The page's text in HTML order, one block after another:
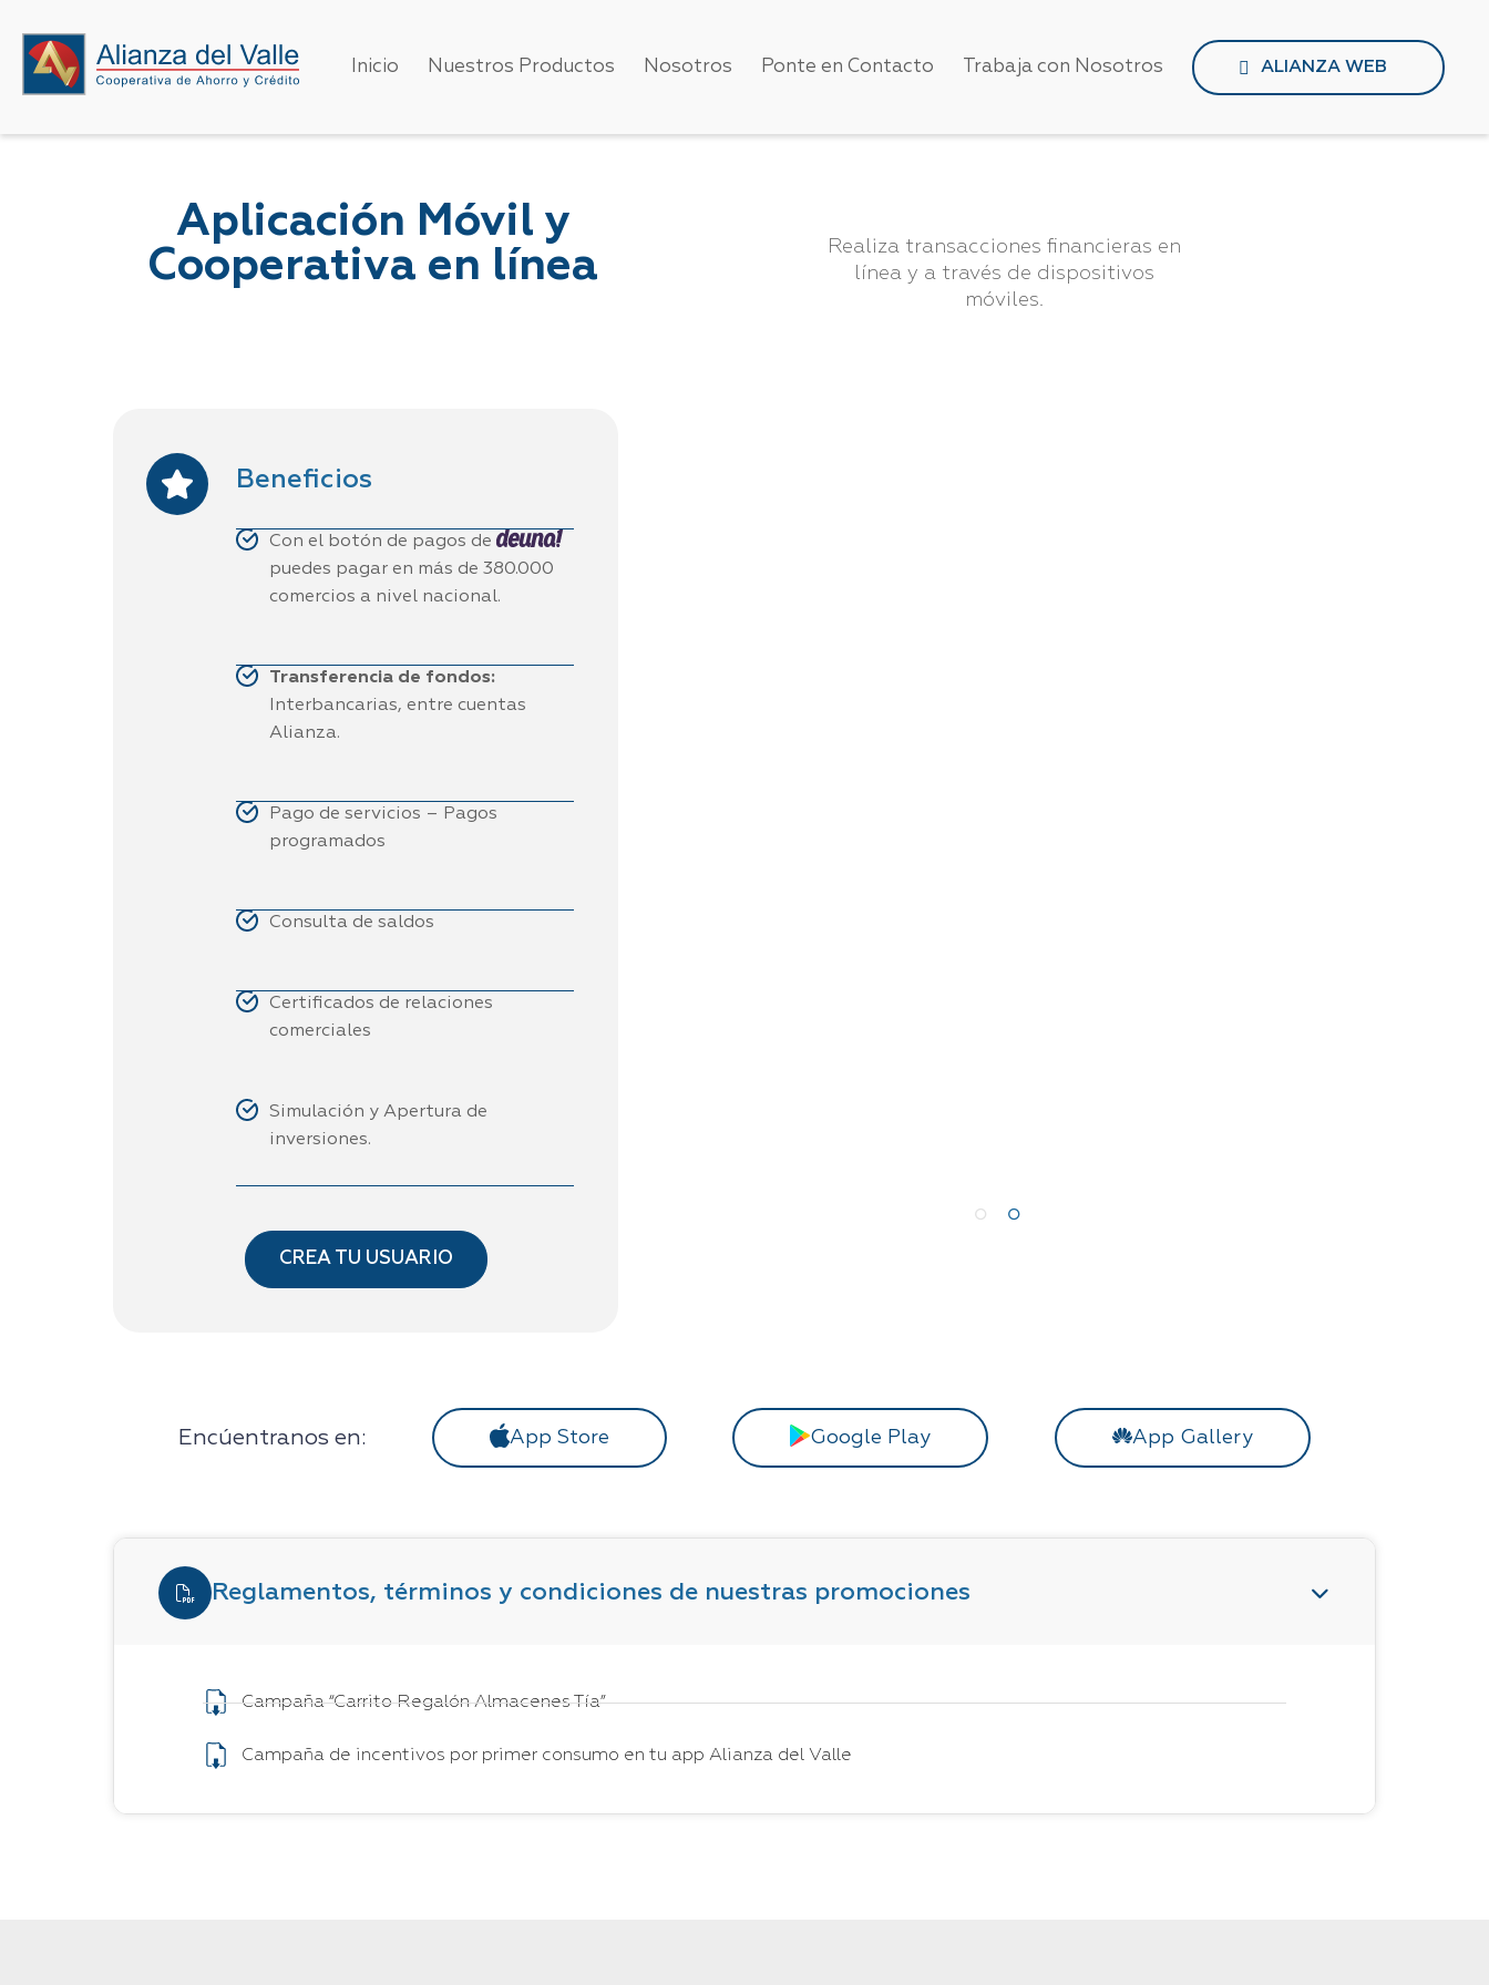
Inicio Nuestros Productos Nosotros Ponte en Contacto Trabaja con Nosotros ALIANZA WEB
Aplicación Móvil y
Cooperativa en línea
Realiza transacciones financieras en
línea y a través de dispositivos
móviles.
Beneficios
Con el botón de pagos de
puedes pagar en más de 380.000
comercios a nivel nacional.
Transferencia de fondos:
Interbancarias, entre cuentas
Alianza.
Pago de servicios – Pagos
programados
Consulta de saldos
Certificados de relaciones
comerciales
Simulación y Apertura de
inversiones.
CREA TU USUARIO
Encúentranos en: App Store Google Play App Gallery
Reglamentos, términos y condiciones de nuestras promociones
Campaña “Carrito Regalón Almacenes Tía”
Campaña de incentivos por primer consumo en tu app Alianza del Valle